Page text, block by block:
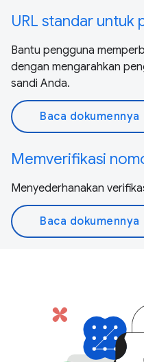
URL standar untuk
Bantu pengguna
dengan mengarahkan
sandi Anda.
Baca dokumennya
Memverifikasi
Menyederhanakan
Baca dokumennya